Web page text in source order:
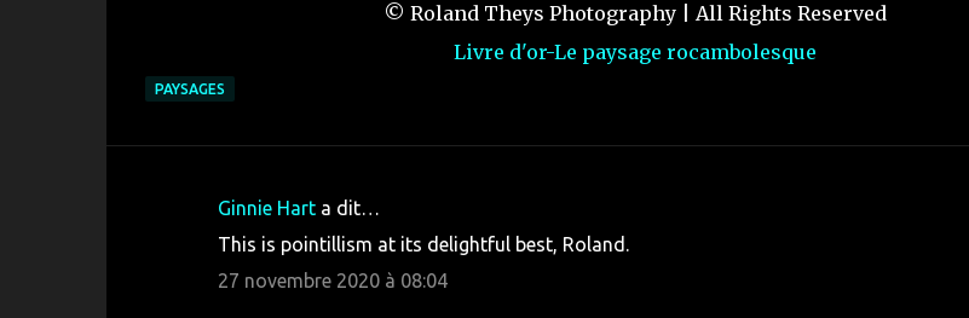
© Roland Theys Photography | All Rights Reserved
Livre d'or-Le paysage rocambolesque
PAYSAGES
Ginnie Harta dit…
This is pointillism at its delightful best, Roland.
27 novembre 2020 à 08:04